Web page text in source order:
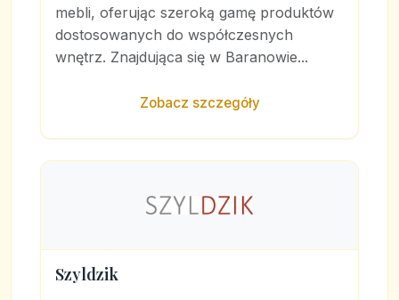
mebli, oferując szeroką gamę produktów
dostosowanych do współczesnych
wnętrz. Znajdująca się w Baranowie...
Zobacz szczegóły
Szyldzik